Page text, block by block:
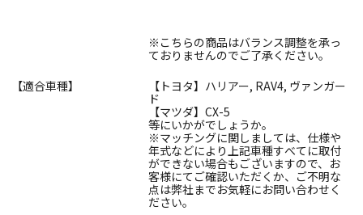
※こちらの商品はバランス調整を承っ
ておりませんのでご了承ください。
【適合車種】
【トヨタ】ハリアー, RAV4, ヴァンガー
ド
【マツダ】CX-5
等にいかがでしょうか。
※マッチングに関しましては、仕様や
年式などにより上記車種すべてに取付
ができない場合もございますので、お
客様にてご確認いただくか、ご不明な
点は弊社までお気軽にお問い合わせく
ださい。